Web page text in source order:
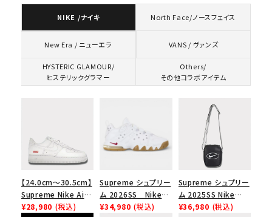
NIKE /ナイキ North Face/ノースフェイス
New Era / ニューエラ VANS / ヴァンズ
HYSTERIC GLAMOUR/
ヒステリックグラマー
Others/
その他コラボアイテム
【24.0cm～30.5cm】
Supreme Nike Air
Force 1 Low シュプ
¥28,980 (税込)
Supreme シュプリー
ム 2026SS Nike
SB Air Max 2 CB 94
¥34,980 (税込)
Supreme シュプリー
ム 2025SS Nike
Leather Shoulder
¥36,980 (税込)